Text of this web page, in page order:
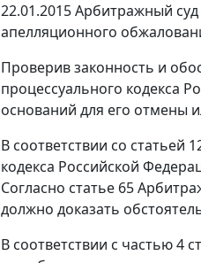
22.01.2015 Арбитражный
апелляционного
Проверив законность и
процессуального кодекса
оснований для его отмены
В соответствии со статьей
кодекса Российской
Согласно статье 65
должно доказать
В соответствии с частью 4